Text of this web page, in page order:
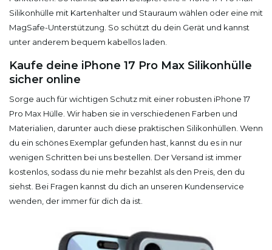
Silikonhülle mit Kartenhalter und Stauraum wählen oder eine mit
MagSafe-Unterstützung. So schützt du dein Gerät und kannst
unter anderem bequem kabellos laden.
Kaufe deine iPhone 17 Pro Max Silikonhülle
sicher online
Sorge auch für wichtigen Schutz mit einer robusten iPhone 17
Pro Max Hülle. Wir haben sie in verschiedenen Farben und
Materialien, darunter auch diese praktischen Silikonhüllen. Wenn
du ein schönes Exemplar gefunden hast, kannst du es in nur
wenigen Schritten bei uns bestellen. Der Versand ist immer
kostenlos, sodass du nie mehr bezahlst als den Preis, den du
siehst. Bei Fragen kannst du dich an unseren Kundenservice
wenden, der immer für dich da ist.